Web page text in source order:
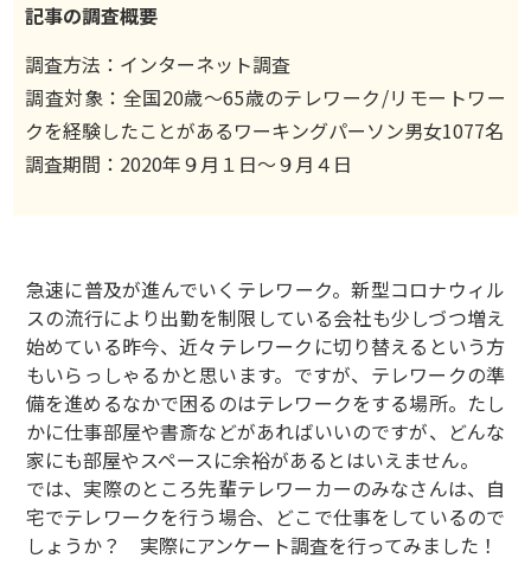
記事の調査概要
調査方法：インターネット調査
調査対象：全国20歳〜65歳のテレワーク/リモートワー
クを経験したことがあるワーキングパーソン男女1077名
調査期間：2020年９月１日〜９月４日
急速に普及が進んでいくテレワーク。新型コロナウィル
スの流行により出勤を制限している会社も少しづつ増え
始めている昨今、近々テレワークに切り替えるという方
もいらっしゃるかと思います。ですが、テレワークの準
備を進めるなかで困るのはテレワークをする場所。たし
かに仕事部屋や書斎などがあればいいのですが、どんな
家にも部屋やスペースに余裕があるとはいえません。
では、実際のところ先輩テレワーカーのみなさんは、自
宅でテレワークを行う場合、どこで仕事をしているので
しょうか？ 実際にアンケート調査を行ってみました！